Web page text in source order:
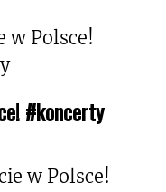
#koncerty